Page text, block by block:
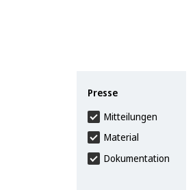
Presse
Mitteilungen
Material
Dokumentation